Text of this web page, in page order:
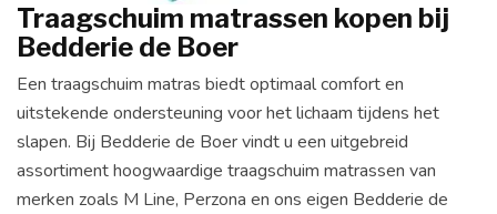
Traagschuim matrassen kopen bij
Bedderie de Boer
Een traagschuim matras biedt optimaal comfort en
uitstekende ondersteuning voor het lichaam tijdens het
slapen. Bij Bedderie de Boer vindt u een uitgebreid
assortiment hoogwaardige traagschuim matrassen van
merken zoals M Line, Perzona en ons eigen Bedderie de